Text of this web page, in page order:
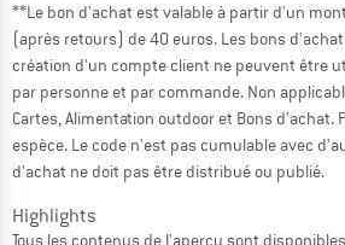
**Le bon d'achat est valable à partir d'un
(après retours) de 40 euros. Les bons
création d'un compte client ne peuvent être
par personne et par commande. Non
Cartes, Alimentation outdoor et Bons d'achat.
espèce. Le code n'est pas cumulable avec
d'achat ne doit pas être distribué ou publié.
Highlights
Tous les contenus de l'aperçu sont